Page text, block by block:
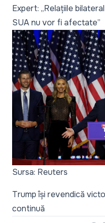
Expert: „Relațiile
SUA nu vor fi afectate”
Sursa: Reuters
Trump își revendică
continuă